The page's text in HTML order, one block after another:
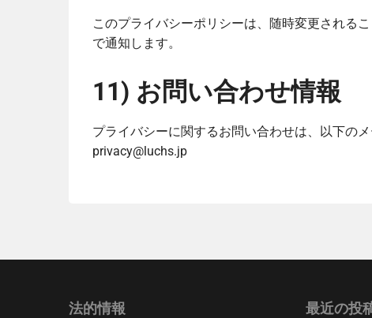
このプライバシーポリシーは、随時変更される
で通知します。
11) お問い合わせ情報
プライバシーに関するお問い合わせは、以下の
privacy@luchs.jp
法的情報 最近の投